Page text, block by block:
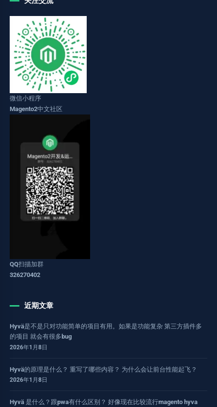
微信小程序
Magento2中文社区
QQ扫描加群
326270402
近期文章
Hyvä是不是只对功能简单的项目有用。如果是功能复杂 第三方插件多
的项目 就会有很多bug
2026年1月8日
Hyvä的原理是什么？ 重写了哪些内容？ 为什么会让前台性能起飞？
2026年1月8日
Hyvä 是什么？跟pwa有什么区别？ 好像现在比较流行magento hyva